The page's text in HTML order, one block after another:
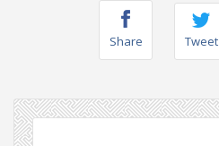
Share Tweet